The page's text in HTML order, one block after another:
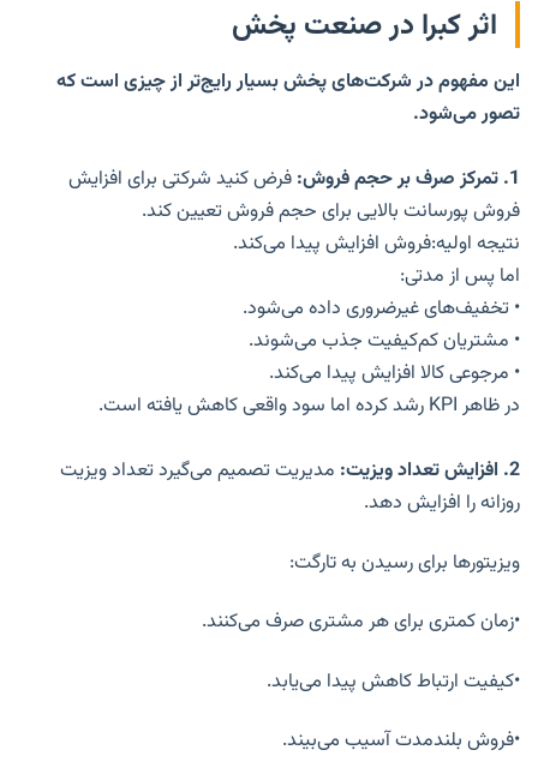
اثر کبرا در صنعت پخش
این مفهوم در شرکت‌های پخش بسیار رایج‌تر از چیزی است که
تصور می‌شود.
1. تمرکز صرف بر حجم فروش: فرض کنید شرکتی برای افزایش
فروش پورسانت بالایی برای حجم فروش تعیین کند.
نتیجه اولیه:فروش افزایش پیدا می‌کند.
اما پس از مدتی:
• تخفیف‌های غیرضروری داده می‌شود.
• مشتریان کم‌کیفیت جذب می‌شوند.
• مرجوعی کالا افزایش پیدا می‌کند.
در ظاهر KPI رشد کرده اما سود واقعی کاهش یافته است.
2. افزایش تعداد ویزیت: مدیریت تصمیم می‌گیرد تعداد ویزیت
روزانه را افزایش دهد.
ویزیتورها برای رسیدن به تارگت:
•زمان کمتری برای هر مشتری صرف می‌کنند.
•کیفیت ارتباط کاهش پیدا می‌یابد.
•فروش بلندمدت آسیب می‌بیند.